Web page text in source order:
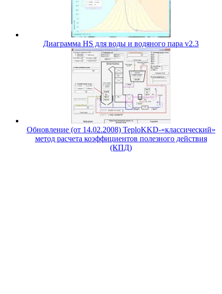
Диаграмма HS для воды и водяного пара v2.3
Обновление (от 14.02.2008) TeploKKD-«классический»
метод расчета коэффициентов полезного действия
(КПД)